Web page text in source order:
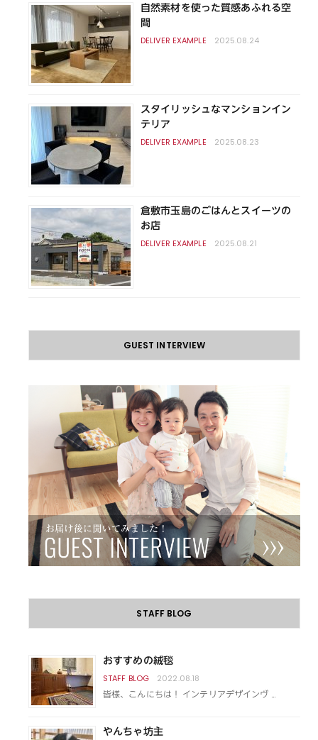
自然素材を使った質感あふれる空
間
2025.08.24
スタイリッシュなマンションイン
テリア
2025.08.23
倉敷市玉島のごはんとスイーツの
お店
2025.08.21
GUEST INTERVIEW
STAFF BLOG
おすすめの絨毯
2022.08.18
皆様、こんにちは！ インテリアデザインヴ …
やんちゃ坊主